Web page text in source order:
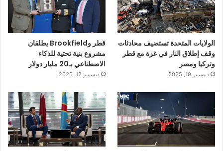
الولايات المتحدة تستضيف محادثات
وقف إطلاق النار في غزة مع قطر
وتركيا ومصر
ديسمبر 19, 2025
قطر وBrookfield يطلقان
مشروع بنية تحتية للذكاء
الاصطناعي بـ20 مليار دولار
ديسمبر 12, 2025